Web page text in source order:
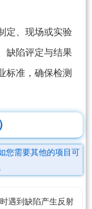
定、现场或实验
缺陷评定与结果
标准，确保检测
您需要其他的项目可
遇到缺陷产生反射